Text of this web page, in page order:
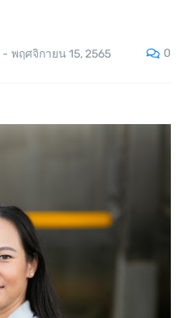
- พฤศจิกายน 15, 2565 0